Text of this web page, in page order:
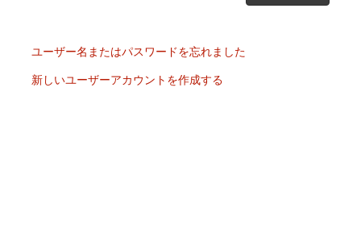
ユーザー名またはパスワードを忘れました
新しいユーザーアカウントを作成する